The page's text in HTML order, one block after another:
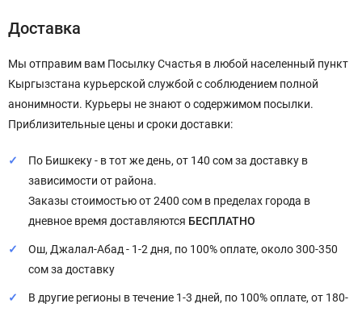
Доставка
Мы отправим вам Посылку Счастья в любой населенный пункт
Кыргызстана курьерской службой с соблюдением полной
анонимности. Курьеры не знают о содержимом посылки.
Приблизительные цены и сроки доставки:
По Бишкеку - в тот же день, от 140 сом за доставку в
зависимости от района.
Заказы стоимостью от 2400 сом в пределах города в
дневное время доставляются БЕСПЛАТНО
Ош, Джалал-Абад - 1-2 дня, по 100% оплате, около 300-350
сом за доставку
В другие регионы в течение 1-3 дней, по 100% оплате, от 180-